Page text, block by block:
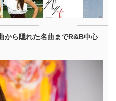
から隠れた名曲までR&B中心